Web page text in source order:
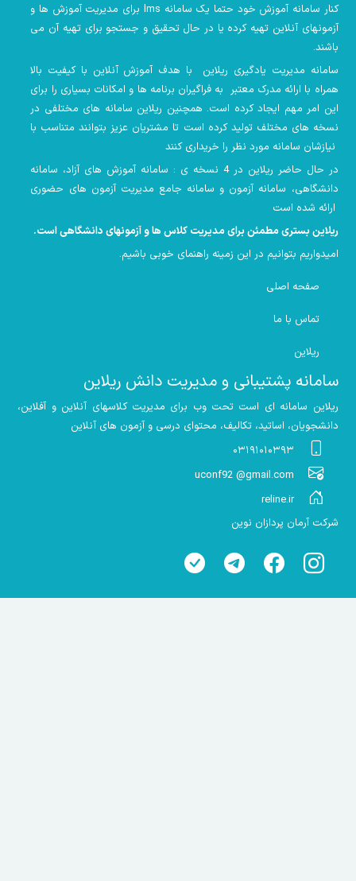
کنار سامانه آموزش خود حتما یک سامانه lms
برای مدیریت آموزش ها و
آزمونهای آنلاین تهیه کرده یا در حال تحقیق و جستجو برای تهیه آن می
باشند.
سامانه مدیریت یادگیری ریلاین با هدف آموزش آنلاین با کیفیت بالا
همراه با ارائه مدرک معتبر به فراگیران برنامه ها و امکانات بسیاری را برای
این امر مهم ایجاد کرده است. همچنین ریلاین سامانه های مختلفی در
نسخه های مختلف تولید کرده است تا مشتریان عزیز بتوانند متناسب با
در حال حاضر ریلاین در 4 نسخه ی : سامانه آموزش های آزاد، سامانه
دانشگاهی، سامانه آزمون و سامانه جامع مدیریت آزمون های حضوری
ریلاین بستری مطمئن برای مدیریت کلاس ها و آزمونهای دانشگاهی است.
امیدواریم بتوانیم در این زمینه راهنمای خوبی باشیم.
صفحه اصلی
تماس با ما
ریلاین
سامانه پشتیبانی و مدیریت دانش ریلاین
ریلاین سامانه ای است تحت وب برای مدیریت کلاسهای آنلاین و آفلاین،
دانشجویان، اساتید، تکالیف، محتوای درسی و آزمون های آنلاین
۰۳۱۹۱۰۱۰۳۹۳
uconf92 @gmail.com
reline.ir
شرکت آرمان پردازان نوین